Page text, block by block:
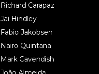
Richard Carapaz
Jai Hindley
Fabio Jakobsen
Nairo Quintana
Mark Cavendish